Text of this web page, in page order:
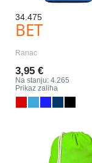
34.475
BET
Ranac
3,95 €
Na stanju: 4.265
Prikaz zaliha